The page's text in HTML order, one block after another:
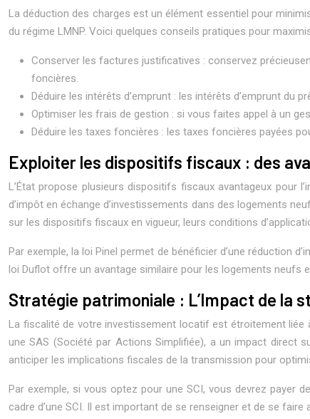
La déduction des charges est un élément essentiel pour
du régime LMNP. Voici quelques conseils pratiques pour
Conserver les factures justificatives : conservez
foncières.
Déduire les intérêts d’emprunt : les intérêts d’emprunt du
Optimiser les frais de gestion : si vous faites appel à un
Déduire les taxes foncières : les taxes foncières payées
Exploiter les dispositifs fiscaux : des
L’État propose plusieurs dispositifs fiscaux avantageux pour
d’impôt en échange d’investissements dans des logements
sur les dispositifs fiscaux en vigueur, leurs conditions
Par exemple, la loi Pinel permet de bénéficier d’une réduction
loi Duflot offre un avantage similaire pour les logements neufs
Stratégie patrimoniale : L’Impact de la
La fiscalité de votre investissement locatif est étroitement liée
une SAS (Société par Actions Simplifiée), a un impact direct
anticiper les implications fiscales de la transmission pour
Par exemple, si vous optez pour une SCI, vous devrez payer
cadre d’une SCI. Il est important de se renseigner et de se